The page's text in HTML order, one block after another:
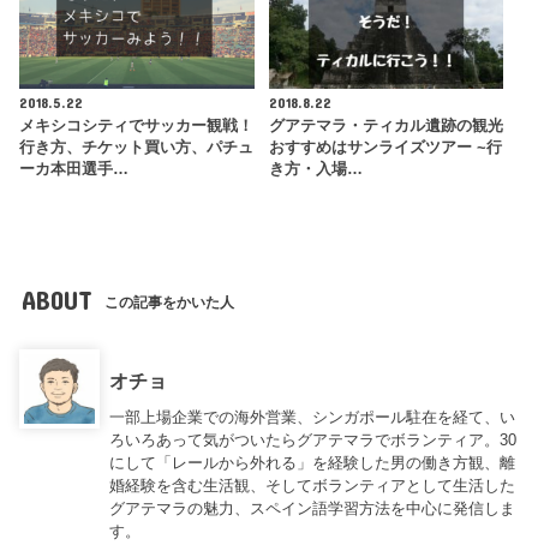
2018.5.22
メキシコシティでサッカー観戦！
行き方、チケット買い方、パチュ
ーカ本田選手…
2018.8.22
グアテマラ・ティカル遺跡の観光
おすすめはサンライズツアー ~行
き方・入場…
ABOUT この記事をかいた人
オチョ
一部上場企業での海外営業、シンガポール駐在を経て、い
ろいろあって気がついたらグアテマラでボランティア。30
にして「レールから外れる」を経験した男の働き方観、離
婚経験を含む生活観、そしてボランティアとして生活した
グアテマラの魅力、スペイン語学習方法を中心に発信しま
す。